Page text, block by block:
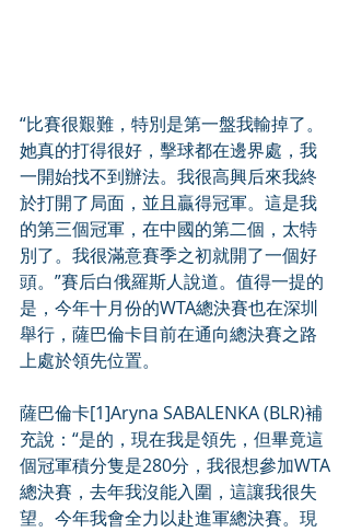
“比賽很艱難，特別是第一盤我輸掉了。
她真的打得很好，擊球都在邊界處，我
一開始找不到辦法。我很高興后來我終
於打開了局面，並且贏得冠軍。這是我
的第三個冠軍，在中國的第二個，太特
別了。我很滿意賽季之初就開了一個好
頭。”賽后白俄羅斯人說道。值得一提的
是，今年十月份的WTA總決賽也在深圳
舉行，薩巴倫卡目前在通向總決賽之路
上處於領先位置。
薩巴倫卡[1]Aryna SABALENKA (BLR)補
充說：“是的，現在我是領先，但畢竟這
個冠軍積分隻是280分，我很想參加WTA
總決賽，去年我沒能入圍，這讓我很失
望。今年我會全力以赴進軍總決賽。現